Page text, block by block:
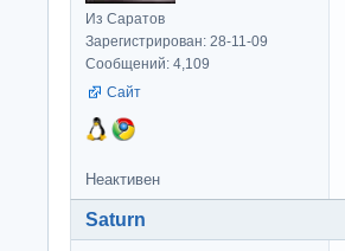
Из Саратов
Зарегистрирован: 28-11-09
Сообщений: 4,109
Сайт
Неактивен
Saturn